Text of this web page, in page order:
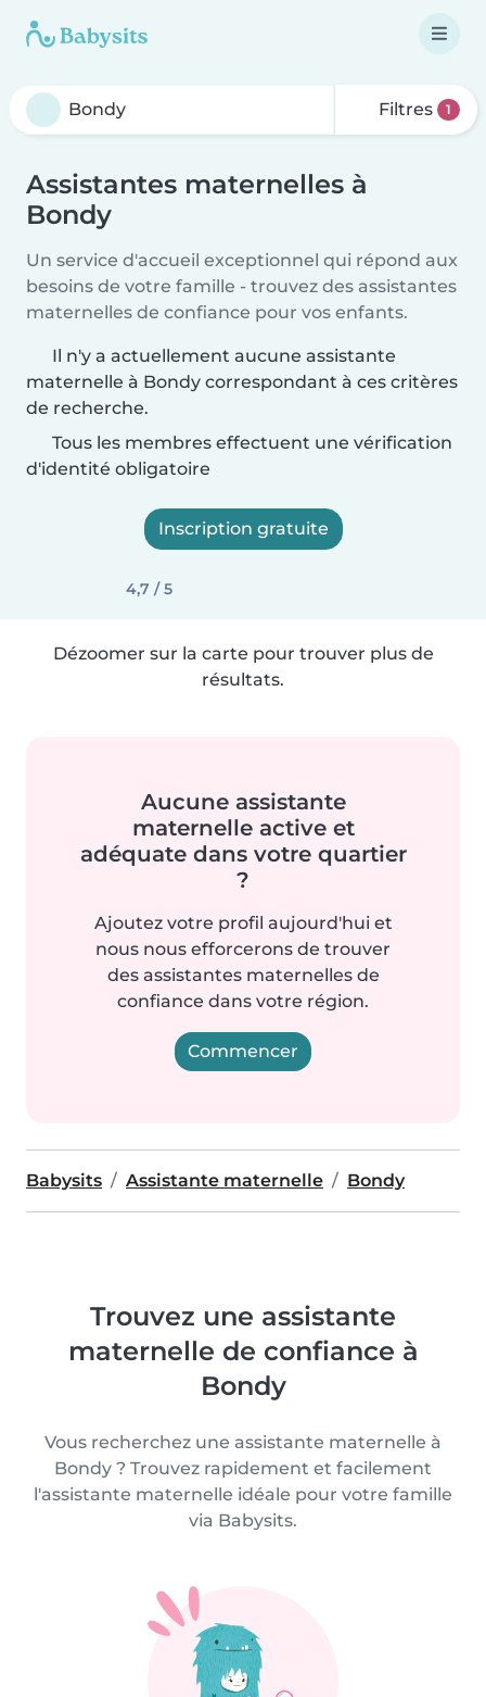
Filtres 1
Assistantes maternelles à
Bondy
Un service d'accueil exceptionnel qui répond aux
besoins de votre famille - trouvez des assistantes
maternelles de confiance pour vos enfants.
Il n'y a actuellement aucune assistante
maternelle à Bondy correspondant à ces critères
de recherche.
Tous les membres effectuent une vérification
d'identité obligatoire
Inscription gratuite
4,7 / 5
Dézoomer sur la carte pour trouver plus de
résultats.
Aucune assistante
maternelle active et
adéquate dans votre quartier
?
Ajoutez votre profil aujourd'hui et
nous nous efforcerons de trouver
des assistantes maternelles de
confiance dans votre région.
Commencer
Babysits Assistante maternelle Bondy
Trouvez une assistante
maternelle de confiance à
Bondy
Vous recherchez une assistante maternelle à
Bondy ? Trouvez rapidement et facilement
l'assistante maternelle idéale pour votre famille
via Babysits.